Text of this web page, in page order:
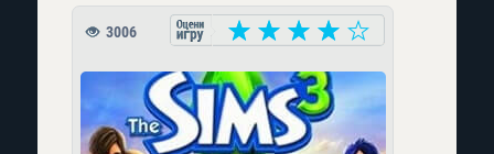
3006